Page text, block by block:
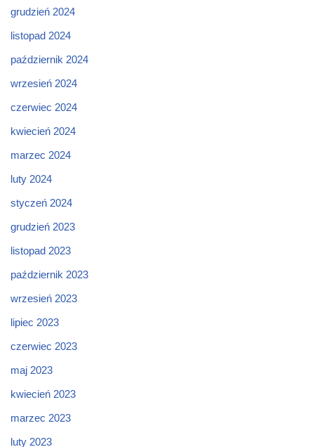
grudzień 2024
listopad 2024
październik 2024
wrzesień 2024
czerwiec 2024
kwiecień 2024
marzec 2024
luty 2024
styczeń 2024
grudzień 2023
listopad 2023
październik 2023
wrzesień 2023
lipiec 2023
czerwiec 2023
maj 2023
kwiecień 2023
marzec 2023
luty 2023